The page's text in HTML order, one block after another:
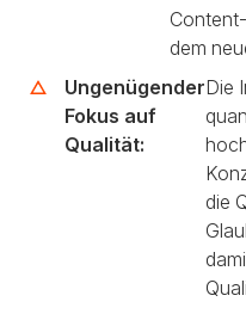
dem
Ungenügender
Fokus auf
Qualität:
Die
die